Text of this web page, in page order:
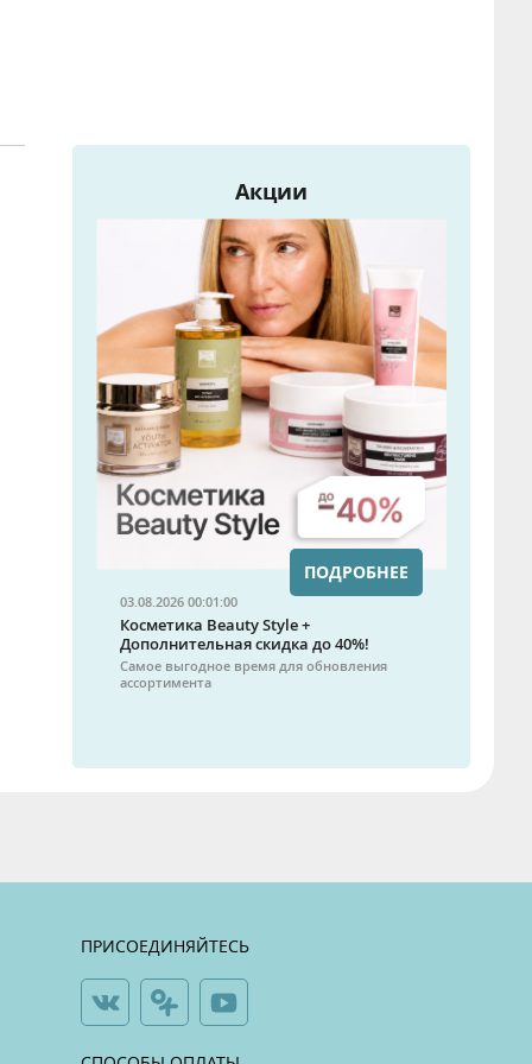
Акции
03.08.2026 00:01:00
Косметика Beauty Style +
Дополнительная скидка до 40%!
Самое выгодное время для обновления
ассортимента
ПОДРОБНЕЕ
ПРИСОЕДИНЯЙТЕСЬ